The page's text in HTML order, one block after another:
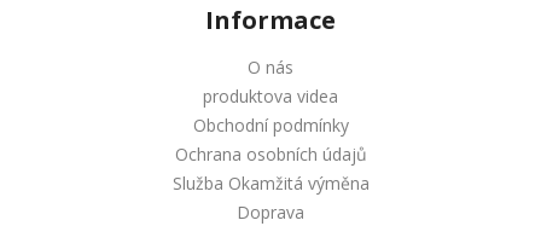
Informace
O nás
produktova videa
Obchodní podmínky
Ochrana osobních údajů
Služba Okamžitá výměna
Doprava